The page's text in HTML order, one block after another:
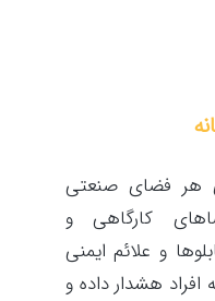
هر فضای صنعتی
کارگاهی و
و علائم ایمنی
هشدار داده و